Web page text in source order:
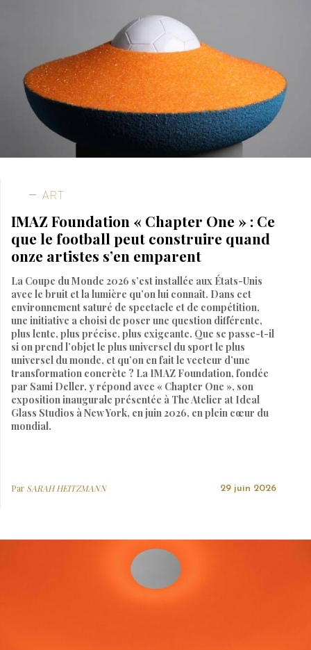
ART
IMAZ Foundation « Chapter One » : Ce
que le football peut construire quand
onze artistes s’en emparent
La Coupe du Monde 2026 s’est installée aux États-Unis
avec le bruit et la lumière qu’on lui connaît. Dans cet
environnement saturé de spectacle et de compétition,
une initiative a choisi de poser une question différente,
plus lente, plus précise, plus exigeante. Que se passe-t-il
si on prend l’objet le plus universel du sport le plus
universel du monde, et qu’on en fait le vecteur d’une
transformation concrète ? La IMAZ Foundation, fondée
par Sami Deller, y répond avec « Chapter One », son
exposition inaugurale présentée à The Atelier at Ideal
Glass Studios à New York, en juin 2026, en plein cœur du
mondial.
Par SARAH HEITZMANN 29 juin 2026